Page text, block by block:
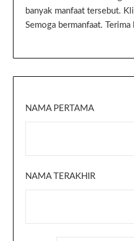
banyak manfaat tersebut.
Semoga bermanfaat. Terima
NAMA PERTAMA
NAMA TERAKHIR